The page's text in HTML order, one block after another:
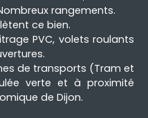
rangements.
ce bien.
PVC, volets roulants
de transports (Tram et
verte et à proximité
de Dijon.